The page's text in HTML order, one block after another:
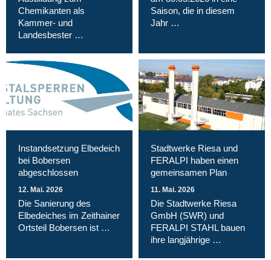
Chemikanten als
Kammer- und
Landesbester …
Saison, die in diesem
Jahr …
Instandsetzung Elbedeich
bei Bobersen
abgeschlossen
12. Mai. 2026
Die Sanierung des
Elbedeiches im Zeithainer
Ortsteil Bobersen ist …
Stadtwerke Riesa und
FERALPI haben einen
gemeinsamen Plan
11. Mai. 2026
Die Stadtwerke Riesa
GmbH (SWR) und
FERALPI STAHL bauen
ihre langjährige …